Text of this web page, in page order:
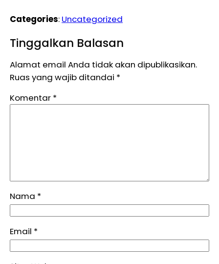
Categories: Uncategorized
Tinggalkan Balasan
Alamat email Anda tidak akan dipublikasikan.
Ruas yang wajib ditandai *
Komentar *
Nama *
Email *